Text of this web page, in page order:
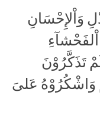
وَاْلإِحْسَانِ
تَذَكَّرُوْنَ
وَاشْكُرُوْهُ عَلىَ